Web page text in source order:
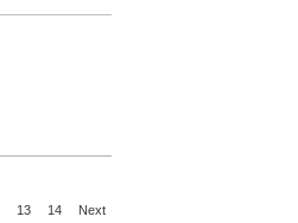
13 14 Next